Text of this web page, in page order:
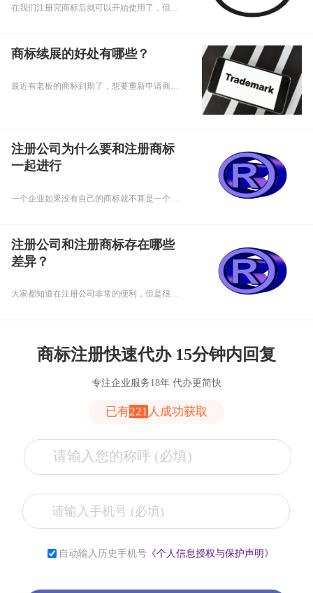
在我们注册完商标后就可以开始使用了，但是在使用期间我们应该留意一下商标的使用证据，那么问题来了，商标注册有哪些内容可以作为商标使用的证据呢，下面乾通办小编就来给大家讲讲吧。
商标续展的好处有哪些？
最近有老板的商标到期了，想要重新申请商标，小编就想老板建议办理续展，那么商标续展的好处有哪些呢，下面乾通办小编给大家讲讲吧。
注册公司为什么要和注册商标
一起进行
注册公司和注册商标存在哪些
差异？
大家都知道在注册公司非常的便利，但是很多人还是不知道注册公司和注册商标存在哪些差异。
商标注册快速代办 15分钟内回复
专注企业服务18年 代办更简快
已有221 人成功获取
自动输入历史手机号 《个人信息授权与保护声明》
张** 153****2321 6小时前